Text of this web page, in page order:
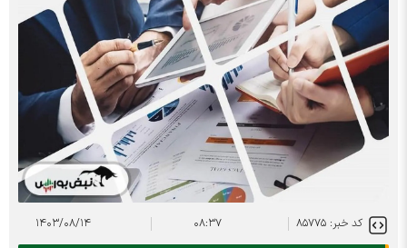
کد خبر: ۸۵۷۷۵ ۰۸:۳۷ ۱۴۰۳/۰۸/۱۴